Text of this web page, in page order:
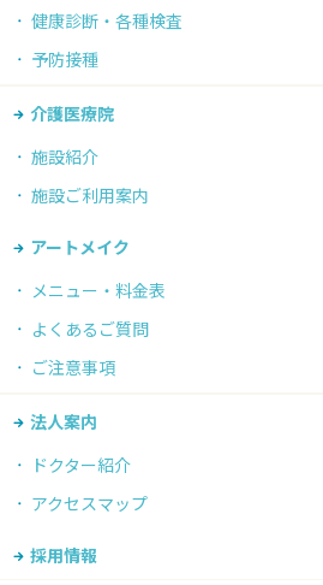
健康診断・各種検査
予防接種
介護医療院
施設紹介
施設ご利用案内
アートメイク
メニュー・料金表
よくあるご質問
ご注意事項
法人案内
ドクター紹介
アクセスマップ
採用情報